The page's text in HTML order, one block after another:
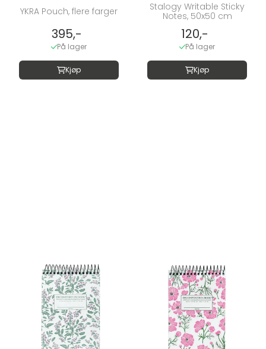
YKRA Pouch, flere farger
395,-
På lager
Kjøp
Stalogy Writable Sticky
Notes, 50x50 cm
120,-
På lager
Kjøp